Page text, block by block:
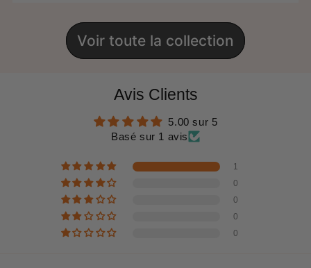
Voir toute la collection
Avis Clients
5.00 sur 5
Basé sur 1 avis
1
0
0
0
0